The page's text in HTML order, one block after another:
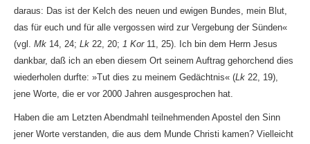
daraus: Das ist der Kelch des neuen und ewigen Bundes, mein Blut,
das für euch und für alle vergossen wird zur Vergebung der Sünden«
(vgl. Mk 14, 24; Lk 22, 20; 1 Kor11, 25). Ich bin dem Herrn Jesus
dankbar, daß ich an eben diesem Ort seinem Auftrag gehorchend dies
wiederholen durfte: »Tut dies zu meinem Gedächtnis« (Lk 22, 19),
jene Worte, die er vor 2000 Jahren ausgesprochen hat.
Haben die am Letzten Abendmahl teilnehmenden Apostel den Sinn
jener Worte verstanden, die aus dem Munde Christi kamen? Vielleicht